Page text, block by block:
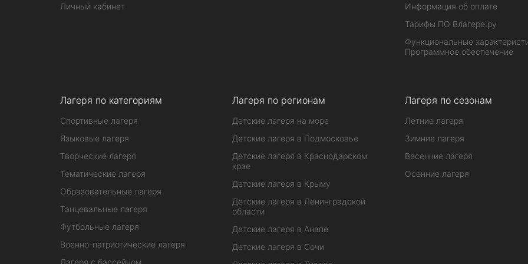
Личный кабинет
Информация об оплате
Тарифы ПО Влагере.ру
Функциональные
Программное обеспечение
Лагеря по категориям
Спортивные лагеря
Языковые лагеря
Творческие лагеря
Тематические лагеря
Образовательные лагеря
Танцевальные лагеря
Футбольные лагеря
Военно-патриотические лагеря
Лагеря с бассейном
Лагеря по регионам
Детские лагеря на море
Детские лагеря в Подмосковье
Детские лагеря в Краснодарском
крае
Детские лагеря в Крыму
Детские лагеря в Ленинградской
области
Детские лагеря в Анапе
Детские лагеря в Сочи
Лагеря по сезонам
Летние лагеря
Зимние лагеря
Весенние лагеря
Осенние лагеря